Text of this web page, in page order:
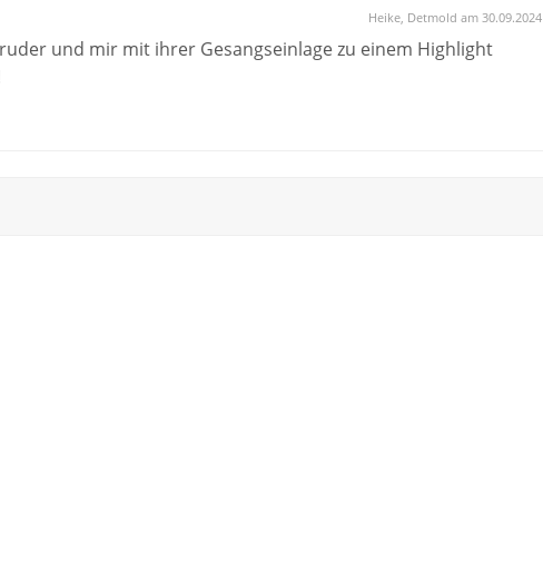
Heike, Detmold am 30.09.2024
und mir mit ihrer Gesangseinlage zu einem Highlight